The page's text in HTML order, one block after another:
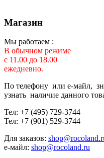
Магазин
Мы работаем :
В обычном режиме
с 11.00 до 18.00
ежедневно.
По телефону или е-майл,
узнать наличие данного
Тел: +7 (495) 729-3744
Тел: +7 (901) 529-3744
Для заказов:
е-майл: shop@rocoland.ru